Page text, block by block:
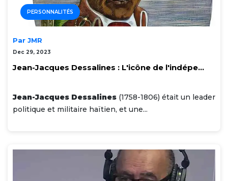
PERSONNALITÉS
Par JMR
Dec 29, 2023
Jean-Jacques Dessalines : L'icône de l'indépe...
Jean-Jacques Dessalines (1758-1806) était un leader
politique et militaire haïtien, et une...